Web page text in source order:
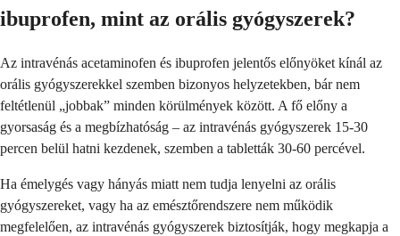
ibuprofen, mint az orális gyógyszerek?
Az intravénás acetaminofen és ibuprofen jelentős előnyöket kínál az
orális gyógyszerekkel szemben bizonyos helyzetekben, bár nem
feltétlenül „jobbak” minden körülmények között. A fő előny a
gyorsaság és a megbízhatóság – az intravénás gyógyszerek 15-30
percen belül hatni kezdenek, szemben a tabletták 30-60 percével.
Ha émelygés vagy hányás miatt nem tudja lenyelni az orális
gyógyszereket, vagy ha az emésztőrendszere nem működik
megfelelően, az intravénás gyógyszerek biztosítják, hogy megkapja a